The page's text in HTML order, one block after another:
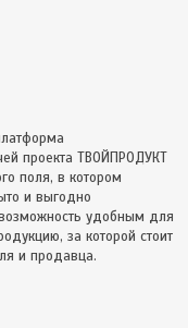
проекта ТВОЙПРОДУКТ
поля, в котором
и выгодно
удобным для
за которой стоит
и продавца.